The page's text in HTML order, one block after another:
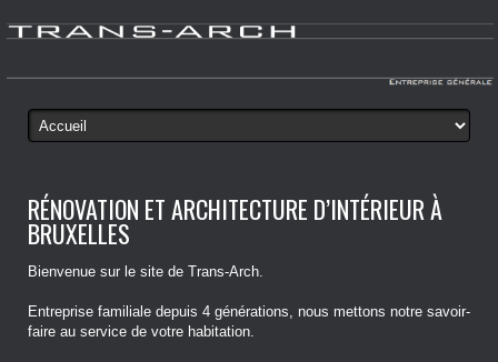
RÉNOVATION ET ARCHITECTURE D’INTÉRIEUR À
BRUXELLES
Bienvenue sur le site de Trans-Arch.
Entreprise familiale depuis 4 générations, nous mettons notre savoir-
faire au service de votre habitation.